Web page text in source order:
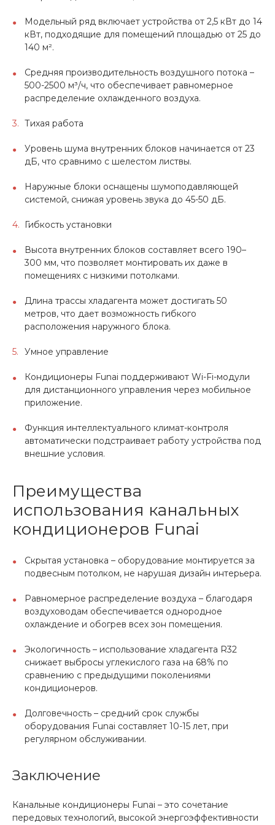
Модельный ряд включает устройства от 2,5 кВт до 14
кВт, подходящие для помещений площадью от 25 до
140 м².
Средняя производительность воздушного потока –
500-2500 м³/ч, что обеспечивает равномерное
распределение охлажденного воздуха.
Тихая работа
Уровень шума внутренних блоков начинается от 23
дБ, что сравнимо с шелестом листвы.
Наружные блоки оснащены шумоподавляющей
системой, снижая уровень звука до 45-50 дБ.
Гибкость установки
Высота внутренних блоков составляет всего 190–
300 мм, что позволяет монтировать их даже в
помещениях с низкими потолками.
Длина трассы хладагента может достигать 50
метров, что дает возможность гибкого
расположения наружного блока.
Умное управление
Кондиционеры Funai поддерживают Wi-Fi-модули
для дистанционного управления через мобильное
приложение.
Функция интеллектуального климат-контроля
автоматически подстраивает работу устройства под
внешние условия.
Преимущества
использования канальных
кондиционеров Funai
Скрытая установка – оборудование монтируется за
подвесным потолком, не нарушая дизайн интерьера.
Равномерное распределение воздуха – благодаря
воздуховодам обеспечивается однородное
охлаждение и обогрев всех зон помещения.
Экологичность – использование хладагента R32
снижает выбросы углекислого газа на 68% по
сравнению с предыдущими поколениями
кондиционеров.
Долговечность – средний срок службы
оборудования Funai составляет 10-15 лет, при
регулярном обслуживании.
Заключение
Канальные кондиционеры Funai – это сочетание
передовых технологий, высокой энергоэффективности